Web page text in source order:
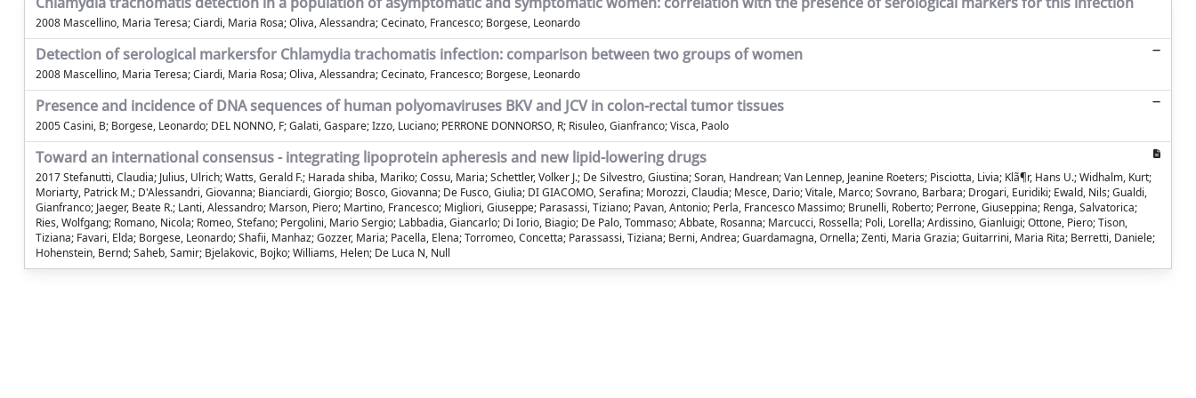
2008 Mascellino, Maria Teresa; Ciardi, Maria Rosa; Oliva, Alessandra; Cecinato, Francesco; Borgese, Leonardo
Detection of serological markersfor Chlamydia trachomatis infection: comparison between two groups of women
2008 Mascellino, Maria Teresa; Ciardi, Maria Rosa; Oliva, Alessandra; Cecinato, Francesco; Borgese, Leonardo
Presence and incidence of DNA sequences of human polyomaviruses BKV and JCV in colon-rectal tumor tissues
2005 Casini, B; Borgese, Leonardo; DEL NONNO, F; Galati, Gaspare; Izzo, Luciano; PERRONE DONNORSO, R; Risuleo, Gianfranco; Visca, Paolo
Toward an international consensus - integrating lipoprotein apheresis and new lipid-lowering drugs
2017 Stefanutti, Claudia; Julius, Ulrich; Watts, Gerald F.; Harada shiba, Mariko; Cossu, Maria; Schettler, Volker J.; De Silvestro, Giustina; Soran, Handrean; Van Lennep, Jeanine Roeters; Pisciotta, Livia; Klã¶r, Hans U.; Widhalm, Kurt;
Moriarty, Patrick M.; D'Alessandri, Giovanna; Bianciardi, Giorgio; Bosco, Giovanna; De Fusco, Giulia; DI GIACOMO, Serafina; Morozzi, Claudia; Mesce, Dario; Vitale, Marco; Sovrano, Barbara; Drogari, Euridiki; Ewald, Nils; Gualdi,
Gianfranco; Jaeger, Beate R.; Lanti, Alessandro; Marson, Piero; Martino, Francesco; Migliori, Giuseppe; Parasassi, Tiziano; Pavan, Antonio; Perla, Francesco Massimo; Brunelli, Roberto; Perrone, Giuseppina; Renga, Salvatorica;
Ries, Wolfgang; Romano, Nicola; Romeo, Stefano; Pergolini, Mario Sergio; Labbadia, Giancarlo; Di Iorio, Biagio; De Palo, Tommaso; Abbate, Rosanna; Marcucci, Rossella; Poli, Lorella; Ardissino, Gianluigi; Ottone, Piero; Tison,
Tiziana; Favari, Elda; Borgese, Leonardo; Shafii, Manhaz; Gozzer, Maria; Pacella, Elena; Torromeo, Concetta; Parassassi, Tiziana; Berni, Andrea; Guardamagna, Ornella; Zenti, Maria Grazia; Guitarrini, Maria Rita; Berretti, Daniele;
Hohenstein, Bernd; Saheb, Samir; Bjelakovic, Bojko; Williams, Helen; De Luca N, Null